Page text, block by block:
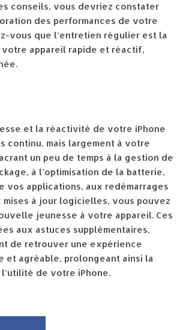
conseils, vous devriez constater
des performances de votre
vous que l’entretien régulier est la
appareil rapide et réactif,
et la réactivité de votre iPhone
continu, mais largement à votre
un peu de temps à la gestion de
à l’optimisation de la batterie,
vos applications, aux redémarrages
à jour logicielles, vous pouvez
jeunesse à votre appareil. Ces
aux astuces supplémentaires,
de retrouver une expérience
et agréable, prolongeant ainsi la
de votre iPhone.